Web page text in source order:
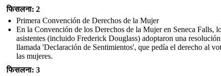
फिसलना: 2
Primera Convención de Derechos de la Mujer
En la Convención de los Derechos de la Mujer en Seneca Falls,
asistentes (incluido Frederick Douglass) adoptaron una resolución
llamada 'Declaración de Sentimientos', que pedía el derecho al
las mujeres.
फिसलना: 3